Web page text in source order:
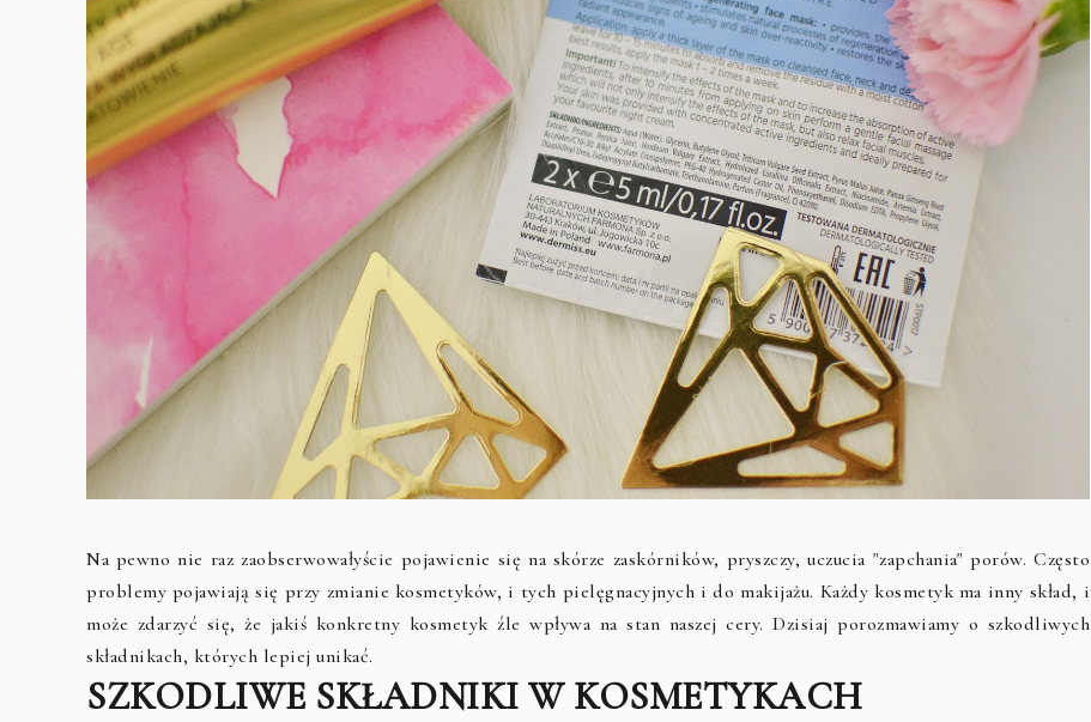
Na pewno nie raz zaobserwowałyście pojawienie się na skórze zaskórników, pryszczy, uczucia "zapchania" porów. Często
problemy pojawiają się przy zmianie kosmetyków, i tych pielęgnacyjnych i do makijażu. Każdy kosmetyk ma inny skład, i
może zdarzyć się, że jakiś konkretny kosmetyk źle wpływa na stan naszej cery. Dzisiaj porozmawiamy o szkodliwych
składnikach, których lepiej unikać.
SZKODLIWE SKŁADNIKI W KOSMETYKACH